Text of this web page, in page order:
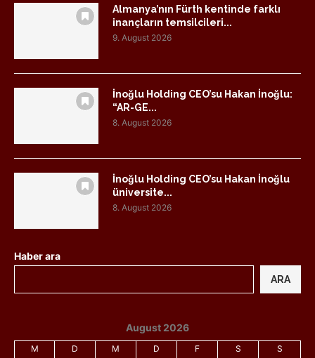
Almanya’nın Fürth kentinde farklı
inançların temsilcileri...
9. August 2026
İnoğlu Holding CEO’su Hakan İnoğlu:
“AR-GE...
8. August 2026
İnoğlu Holding CEO’su Hakan İnoğlu
üniversite...
8. August 2026
Haber ara
ARA
August 2026
M D M D F S S